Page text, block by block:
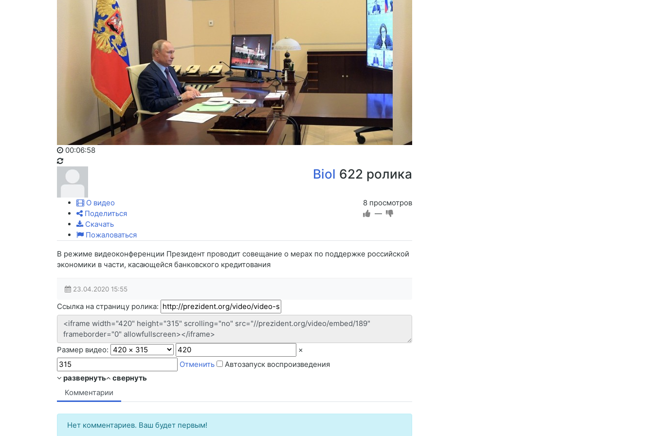
00:06:58
Biol 622 ролика
8 просмотров
—
О видео
Поделиться
Скачать
Пожаловаться
В режиме видеоконференции Президент проводит совещание о мерах по поддержке российской
экономики в части, касающейся банковского кредитования
23.04.2020 15:55
Ссылка на страницу ролика:
Размер видео:
×
Отменить
Автозапуск воспроизведения
развернуть
свернуть
Комментарии
Нет комментариев. Ваш будет первым!